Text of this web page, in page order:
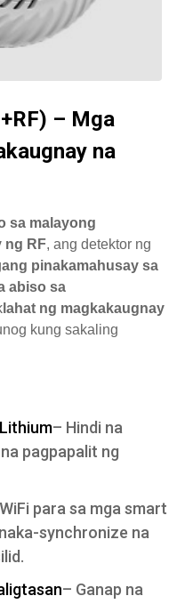
– Mga
na
sa malayong
ng RF, ang detektor ng
ang pinakamahusay sa
abiso sa
lahat ng magkakaugnay
kung sakaling
– Hindi na
pagpapalit ng
para sa mga smart
synchronize na
– Ganap na